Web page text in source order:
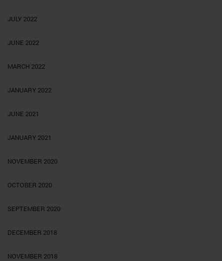
JULY 2022
JUNE 2022
MARCH 2022
JANUARY 2022
JUNE 2021
JANUARY 2021
NOVEMBER 2020
OCTOBER 2020
SEPTEMBER 2020
DECEMBER 2018
NOVEMBER 2018